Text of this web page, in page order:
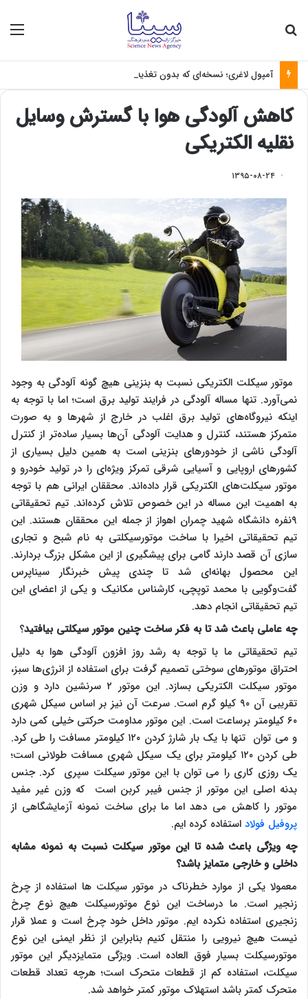
آمپول لاغری؛ نسخه‌ای که بدون تغذیه خطرناک می‌شود
کاهش آلودگی هوا با گسترش وسایل
نقلیه الکتریکی
۱۳۹۵-۰۸-۲۴
موتور سیکلت الکتریکی نسبت به بنزینی هیچ گونه آلودگی به وجود
نمی‌آورد. تنها مساله آلودگی در فرایند تولید برق است؛ اما با توجه به
اینکه نیروگاه‌های تولید برق اغلب در خارج از شهر‌ها و به صورت
متمرکز هستند، کنترل و هدایت آلودگی آن‌ها بسیار ساده‌تر از کنترل
آلودگی ناشی از خودورهای بنزینی است به همین دلیل بسیاری از
کشورهای اروپایی و آسیایی شرقی تمرکز ویژه‌ای را در تولید خودرو و
موتور سیکلت‌های الکتریکی قرار داده‌اند. محققان ایرانی هم با توجه
به اهمیت این مساله در این خصوص تلاش کرده‌اند. تیم تحقیقاتی
۹نفره دانشگاه شهید چمران اهواز از جمله این محققان هستند. این
تیم تحقیقاتی اخیرا با ساخت موتورسیکلتی به نام شبح و تجاری
سازی آن قصد دارند گامی برای پیشگیری از این مشکل بزرگ بردارند.
این محصول بهانه‌ای شد تا چندی پیش خبرنگار سیناپرس
گفت‌و‌گویی با محمد توپچی، کار‌شناس مکانیک و یکی از اعضای این
تیم تحقیقاتی انجام دهد.
چه عاملی باعث شد تا به فکر ساخت چنین موتور سیکلتی بیافتید؟
تیم تحقیقاتی ما با توجه به رشد روز افزون آلودگی هوا به دلیل
احتراق موتورهای سوختی تصمیم گرفت برای استفاده از انرژی‌ها سبز،
موتور سیکلت الکتریکی بسازد. این موتور ۲ سرنشین دارد و وزن
تقریبی آن ۹۰ کیلو گرم است. سرعت آن نیز بر اساس سیکل شهری
۶۰ کیلومتر برساعت است. این موتور مداومت حرکتی خیلی کمی دارد
و می توان تنها با یک بار شارژ کردن ۱۲۰ کیلومتر مسافت را طی کرد.
طی کردن۱۲۰ کیلومتر برای یک سیکل شهری مسافت طولانی است؛
یک روزی کاری را می توان با این موتور سیکلت سپری کرد. جنس
بدنه اصلی این موتور از جنس فیبر کربن است که وزن غیر مفید
موتور را کاهش می دهد اما ما برای ساخت نمونه آزمایشگاهی از
پروفیل فولاد استفاده کرده ایم.
چه ویژگی باعث شده تا این موتور سیکلت نسبت به نمونه مشابه
داخلی و خارجی متمایز باشد؟
معمولا یکی از موارد خطرناک در موتور سیکلت ها استفاده از چرخ
زنجیر است. ما درساخت این نوع موتورسیکلت هیچ نوع چرخ
زنجیری استفاده نکرده ایم. موتور داخل خود چرخ است و عملا قرار
نیست هیچ نیرویی را منتقل کنیم بنابراین از نظر ایمنی این نوع
موتورسیکلت بسیار فوق العاده است. ویژگی متمایزدیگر این موتور
سیکلت، استفاده کم از قطعات متحرک است؛ هرچه تعداد قطعات
متحرک کمتر باشد استهلاک موتور کمتر خواهد شد.